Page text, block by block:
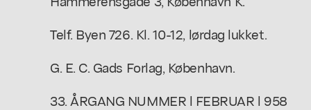
Telf. Byen 726. Kl. 10-12, lørdag lukket.
G. E. C. Gads Forlag, København.
33. ÅRGANG NUMMER l FEBRUAR l 958